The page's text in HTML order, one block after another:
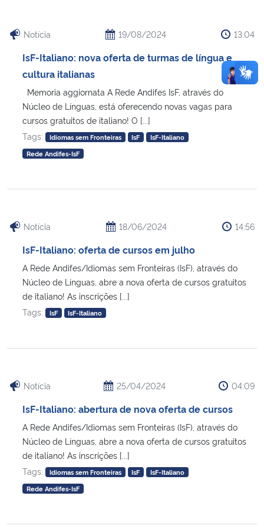
Notícia 19/08/2024 13:04
IsF-Italiano: nova oferta de turmas de língua e
cultura italianas
Memoria aggiornata A Rede Andifes IsF, através do
Núcleo de Línguas, está oferecendo novas vagas para
cursos gratuitos de italiano! O [...]
Tags:
Idiomas sem Fronteiras IsF
IsF-Italiano
Rede Andifes-IsF
Notícia 18/06/2024 14:56
IsF-Italiano: oferta de cursos em julho
A Rede Andifes/Idiomas sem Fronteiras (IsF), através do
Núcleo de Línguas, abre a nova oferta de cursos gratuitos
de italiano! As inscrições [...]
Tags:
IsF IsF-Italiano
Notícia 25/04/2024 04:09
IsF-Italiano: abertura de nova oferta de cursos
A Rede Andifes/Idiomas sem Fronteiras (IsF), através do
Núcleo de Línguas, abre a nova oferta de cursos gratuitos
de italiano! As inscrições [...]
Tags:
Idiomas sem Fronteiras IsF
IsF-Italiano
Rede Andifes-IsF